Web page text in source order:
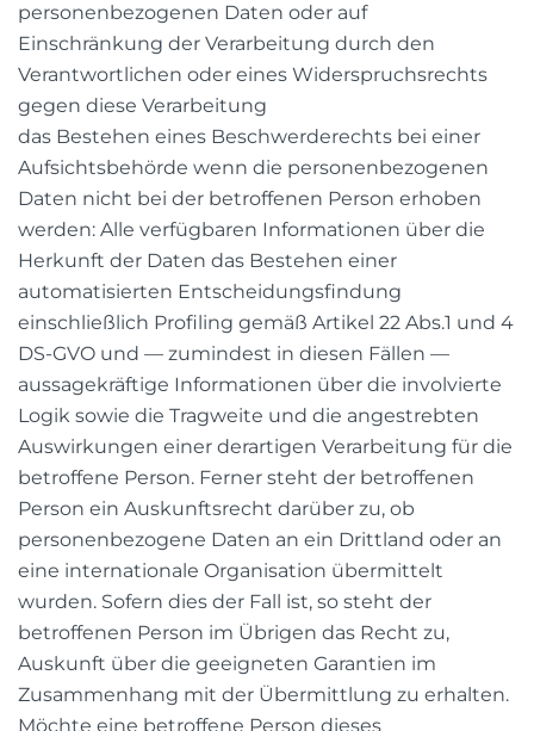
personenbezogenen Daten oder auf
Einschränkung der Verarbeitung durch den
Verantwortlichen oder eines Widerspruchsrechts
gegen diese Verarbeitung
das Bestehen eines Beschwerderechts bei einer
Aufsichtsbehörde wenn die personenbezogenen
Daten nicht bei der betroffenen Person erhoben
werden: Alle verfügbaren Informationen über die
Herkunft der Daten das Bestehen einer
automatisierten Entscheidungsfindung
einschließlich Profiling gemäß Artikel 22 Abs.1 und 4
DS-GVO und — zumindest in diesen Fällen —
aussagekräftige Informationen über die involvierte
Logik sowie die Tragweite und die angestrebten
Auswirkungen einer derartigen Verarbeitung für die
betroffene Person. Ferner steht der betroffenen
Person ein Auskunftsrecht darüber zu, ob
personenbezogene Daten an ein Drittland oder an
eine internationale Organisation übermittelt
wurden. Sofern dies der Fall ist, so steht der
betroffenen Person im Übrigen das Recht zu,
Auskunft über die geeigneten Garantien im
Zusammenhang mit der Übermittlung zu erhalten.
Möchte eine betroffene Person dieses